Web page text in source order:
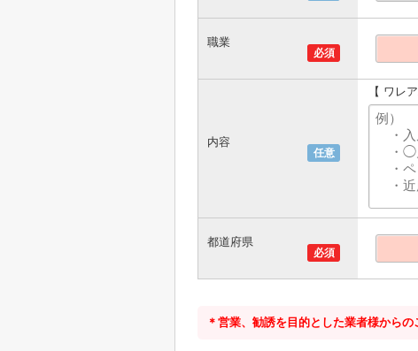
必須
職業
任意
内容
【 ワレ
必須
都道府県
＊営業、勧誘を目的とした業者様からの